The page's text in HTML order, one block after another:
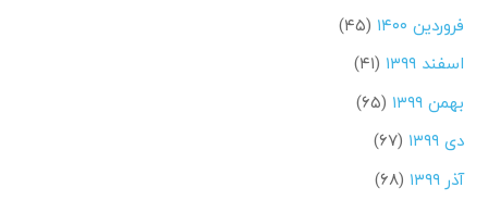
فروردین ۱۴۰۰
(۴۵)
اسفند ۱۳۹۹
(۴۱)
بهمن ۱۳۹۹
(۶۵)
دی ۱۳۹۹
(۶۷)
آذر ۱۳۹۹
(۶۸)